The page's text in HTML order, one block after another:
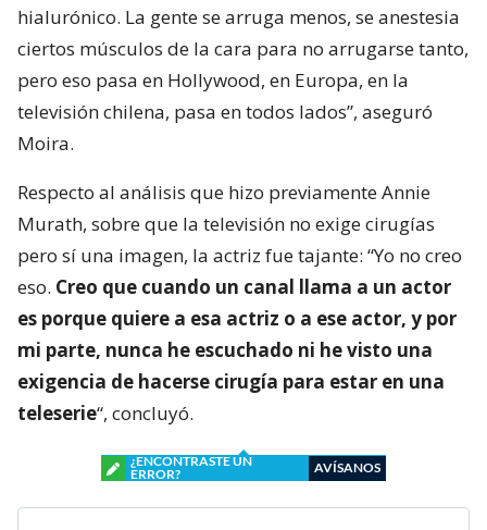
hialurónico. La gente se arruga menos, se anestesia
ciertos músculos de la cara para no arrugarse tanto,
pero eso pasa en Hollywood, en Europa, en la
televisión chilena, pasa en todos lados”, aseguró
Moira.
Respecto al análisis que hizo previamente Annie
Murath, sobre que la televisión no exige cirugías
pero sí una imagen, la actriz fue tajante: “Yo no creo
eso. Creo que cuando un canal llama a un actor
es porque quiere a esa actriz o a ese actor, y por
mi parte, nunca he escuchado ni he visto una
exigencia de hacerse cirugía para estar en una
teleserie“, concluyó.
¿ENCONTRASTE UN
ERROR?
AVÍSANOS